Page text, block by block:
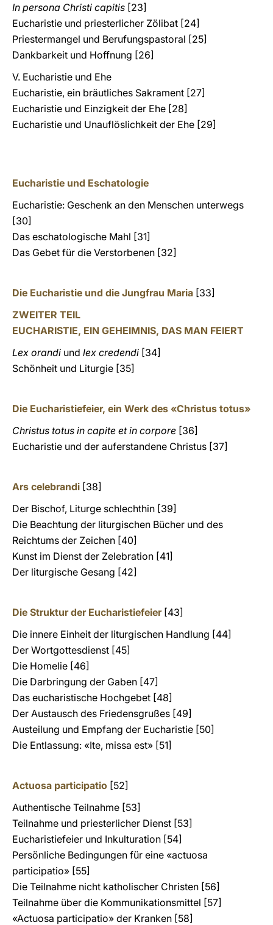
In persona Christi capitis [23]
Eucharistie und priesterlicher Zölibat [24]
Priestermangel und Berufungspastoral [25]
Dankbarkeit und Hoffnung [26]
V. Eucharistie und Ehe
Eucharistie, ein bräutliches Sakrament [27]
Eucharistie und Einzigkeit der Ehe [28]
Eucharistie und Unauflöslichkeit der Ehe [29]
Eucharistie und Eschatologie
Eucharistie: Geschenk an den Menschen unterwegs
[30]
Das eschatologische Mahl [31]
Das Gebet für die Verstorbenen [32]
Die Eucharistie und die Jungfrau Maria [33]
ZWEITER TEIL
EUCHARISTIE, EIN GEHEIMNIS, DAS MAN FEIERT
Lex orandi und lex credendi [34]
Schönheit und Liturgie [35]
Die Eucharistiefeier, ein Werk des «Christus totus»
Christus totus in capite et in corpore [36]
Eucharistie und der auferstandene Christus [37]
Ars celebrandi [38]
Der Bischof, Liturge schlechthin [39]
Die Beachtung der liturgischen Bücher und des
Reichtums der Zeichen [40]
Kunst im Dienst der Zelebration [41]
Der liturgische Gesang [42]
Die Struktur der Eucharistiefeier [43]
Die innere Einheit der liturgischen Handlung [44]
Der Wortgottesdienst [45]
Die Homelie [46]
Die Darbringung der Gaben [47]
Das eucharistische Hochgebet [48]
Der Austausch des Friedensgrußes [49]
Austeilung und Empfang der Eucharistie [50]
Die Entlassung: «Ite, missa est» [51]
Actuosa participatio [52]
Authentische Teilnahme [53]
Teilnahme und priesterlicher Dienst [53]
Eucharistiefeier und Inkulturation [54]
Persönliche Bedingungen für eine «actuosa
participatio» [55]
Die Teilnahme nicht katholischer Christen [56]
Teilnahme über die Kommunikationsmittel [57]
«Actuosa participatio» der Kranken [58]